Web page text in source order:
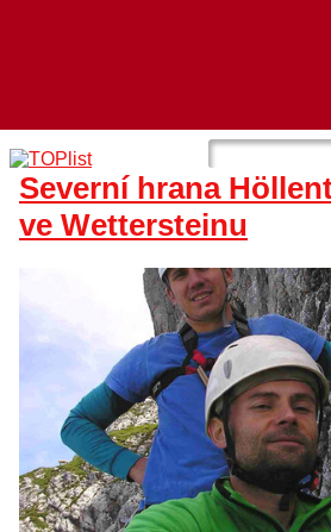
Severní hrana
ve Wettersteinu